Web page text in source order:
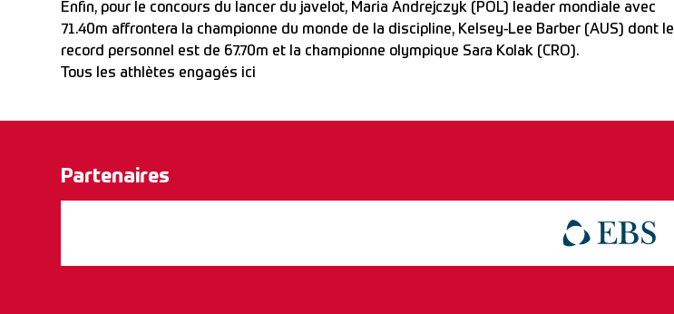
Enfin, pour le concours du lancer du javelot, Maria Andrejczyk (POL) leader mondiale avec
71.40m affrontera la championne du monde de la discipline, Kelsey-Lee Barber (AUS) dont le
record personnel est de 67.70m et la championne olympique Sara Kolak (CRO).
Tous les athlètes engagés ici
Partenaires